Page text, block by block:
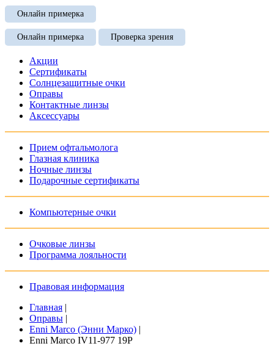
Онлайн примерка
Онлайн примерка Проверка зрения
Акции
Сертификаты
Солнцезащитные очки
Оправы
Контактные линзы
Аксессуары
Прием офтальмолога
Глазная клиника
Ночные линзы
Подарочные сертификаты
Компьютерные очки
Очковые линзы
Программа лояльности
Правовая информация
Главная |
Оправы |
Enni Marco (Энни Марко) |
Enni Marco IV11-977 19P